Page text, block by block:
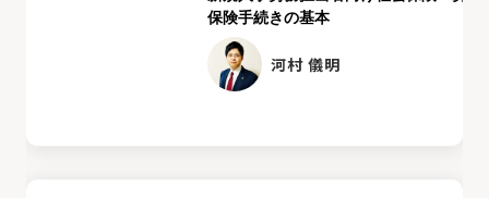
保険手続きの基本
河村 儀明